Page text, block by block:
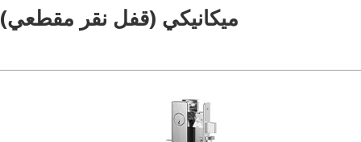
ميكانيكي (قفل نقر مقطعي)